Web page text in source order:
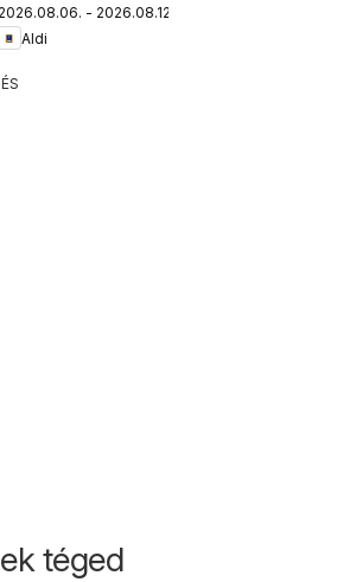
2026.08.06. - 2026.08.12.
Aldi
téged